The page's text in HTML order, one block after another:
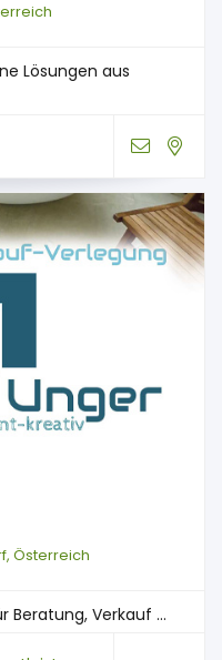
Lösungen aus
Österreich
Beratung, Verkauf ...